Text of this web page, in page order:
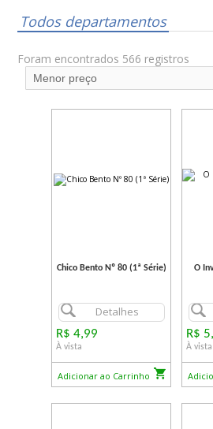
Todos departamentos
Foram encontrados 566 registros
Chico Bento Nº 80 (1ª Série)
Detalhes
R$ 4,99
À vista
Adicionar ao Carrinho
O
R$
À vista